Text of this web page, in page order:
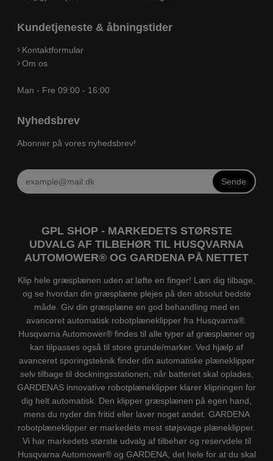
Kundetjeneste & åbningstider
Kontaktformular
Om os
Man - Fre 09:00 - 16:00
Nyhedsbrev
Abonner på vores nyhedsbrev!
Sende
GPL SHOP - MARKEDETS STØRSTE
UDVALG AF TILBEHØR TIL HUSQVARNA
AUTOMOWER® OG GARDENA PÅ NETTET
Klip hele græsplænen uden at løfte en finger! Læn dig tilbage,
og se hvordan din græsplæne plejes på den absolut bedste
måde. Giv din græsplæne en god behandling med en
avanceret automatisk robotplæneklipper fra Husqvarna®.
Husqvarna Automower® findes til alle typer af græsplæner og
kan tilpasses også til store grunde/marker. Ved hjælp af
avanceret sporingsteknik finder din automatiske plæneklipper
selv tilbage til dockningsstationen, når batteriet skal oplades,
GARDENAS innovative robotplæneklipper klarer klipningen for
dig helt automatisk. Den klipper græsplænen på egen hand,
mens du nyder din fritid eller laver noget andet. GARDENA
robotplæneklipper er markedets mest støjsvage plæneklipper.
Vi har markedets største udvalg af tilbehør og reservdele til
Husqvarna Automower® og GARDENA, det hele for at du skal